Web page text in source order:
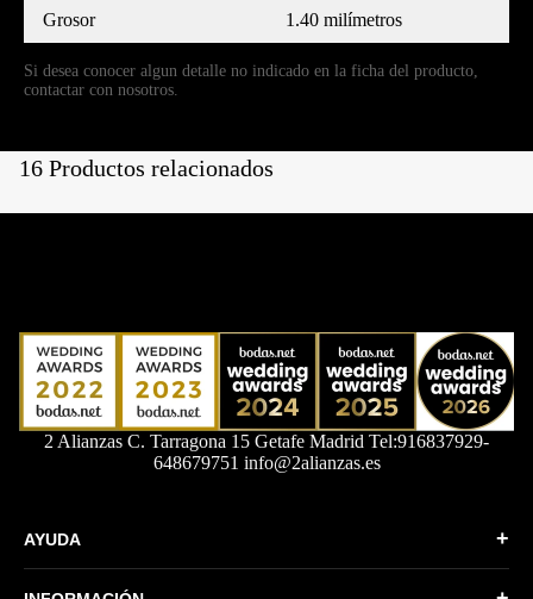
Grosor 1.40 milímetros
Si desea conocer algun detalle no indicado en la ficha del producto,
contactar con nosotros.
16 Productos relacionados
2 Alianzas C. Tarragona 15 Getafe Madrid Tel:916837929-
648679751 info@2alianzas.es
AYUDA +